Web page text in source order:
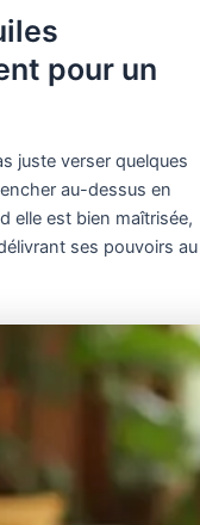
pour un
juste verser quelques
au-dessus en
elle est bien maîtrisée,
ses pouvoirs au